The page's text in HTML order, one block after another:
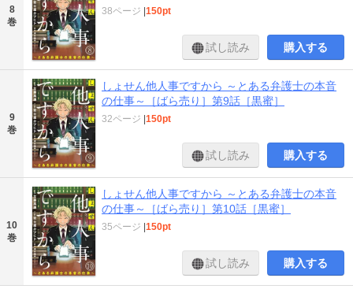
8
巻
38ページ |150pt
試し読み 購入する
9
巻
しょせん他人事ですから ～とある弁護士の本音
の仕事～［ばら売り］第9話［黒蜜］
32ページ |150pt
試し読み 購入する
10
巻
しょせん他人事ですから ～とある弁護士の本音
の仕事～［ばら売り］第10話［黒蜜］
35ページ |150pt
試し読み 購入する